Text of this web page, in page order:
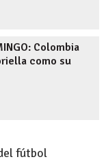
Colombia
como su
fútbol